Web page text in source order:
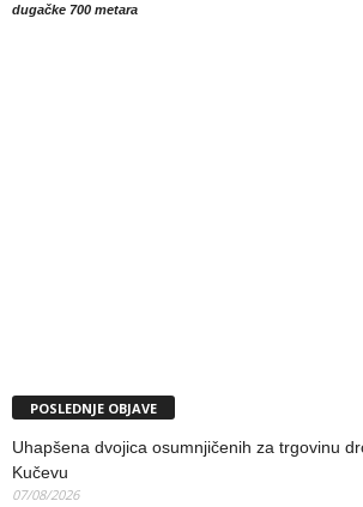
dugačke 700 metara
POSLEDNJE OBJAVE
Uhapšena dvojica osumnjičenih za trgovinu
Kučevu
07/08/2026